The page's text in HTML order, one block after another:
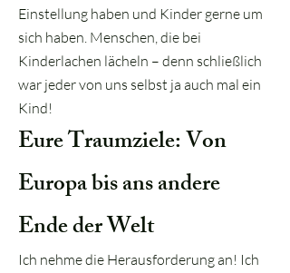
Einstellung haben und Kinder gerne um
sich haben. Menschen, die bei
Kinderlachen lächeln – denn schließlich
war jeder von uns selbst ja auch mal ein
Kind!
Eure Traumziele: Von
Europa bis ans andere
Ende der Welt
Ich nehme die Herausforderung an! Ich